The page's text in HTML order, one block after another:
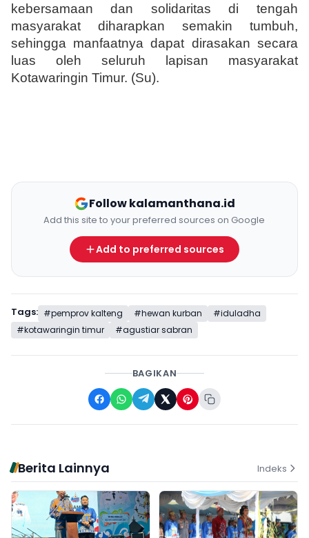
kebersamaan dan solidaritas di tengah
masyarakat diharapkan semakin tumbuh,
sehingga manfaatnya dapat dirasakan secara
luas oleh seluruh lapisan masyarakat
Kotawaringin Timur. (Su).
Follow kalamanthana.id
Add this site to your preferred sources on Google
Add to preferred sources
Tags: #pemprov kalteng #hewan kurban
#iduladha
#kotawaringin timur
#agustiar sabran
BAGIKAN
Berita Lainnya Indeks